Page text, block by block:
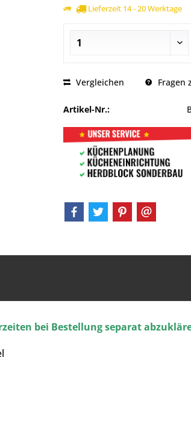
Lieferzeit 14 - 20 Werktage
Vergleichen Fragen
Artikel-Nr.:
bei Bestellung separat